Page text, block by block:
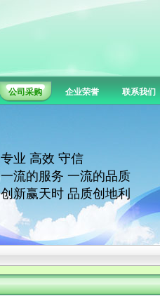
公司采购 企业荣誉 联系我们
专业 高效 守信
一流的服务 一流的品质
创新赢天时 品质创地利